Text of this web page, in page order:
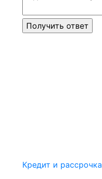
Кредит и рассрочка